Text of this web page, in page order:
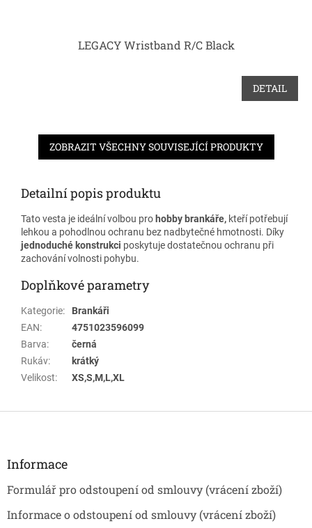
LEGACY Wristband R/C Black
DETAIL
ZOBRAZIT VŠECHNY SOUVISEJÍCÍ PRODUKTY
Detailní popis produktu
Tato vesta je ideální volbou pro hobby brankáře, kteří potřebují
lehkou a pohodlnou ochranu bez nadbytečné hmotnosti. Díky
jednoduché konstrukci poskytuje dostatečnou ochranu při
zachování volnosti pohybu.
Doplňkové parametry
Kategorie:
Brankáři
EAN:
4751023596099
Barva:
černá
Rukáv:
krátký
Velikost: XS,S,M,L,XL
Z
Informace
Formulář pro odstoupení od smlouvy (vrácení zboží)
Informace o odstoupení od smlouvy (vrácení zboží)